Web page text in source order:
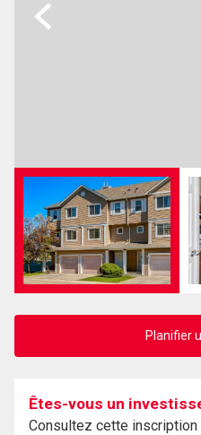
Previous
Planifier
Êtes-vous un
Consultez cette inscription